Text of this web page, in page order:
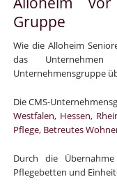
Gruppe
Wie die Alloheim
das
Unternehmensgruppe
Die CMS-
Westfalen, Hessen,
Pflege, Betreutes
Durch die
Pflegebetten und